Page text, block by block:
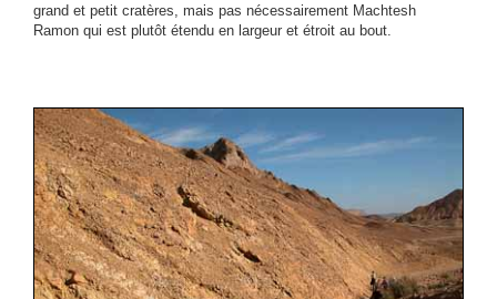
grand et petit cratères, mais pas nécessairement Machtesh
Ramon qui est plutôt étendu en largeur et étroit au bout.